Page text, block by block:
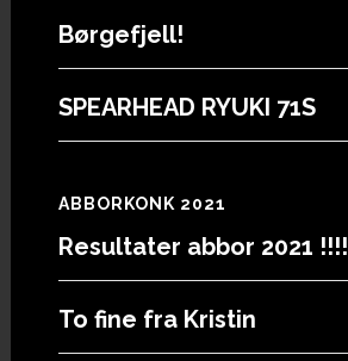
Børgefjell!
SPEARHEAD RYUKI 71S
ABBORKONK 2021
Resultater abbor 2021 !!!!
To fine fra Kristin